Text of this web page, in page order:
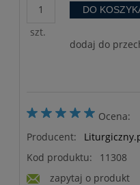
szt.
DO
dodaj do
Ocena:
Producent:
Kod produktu:
11308
zapytaj o produkt